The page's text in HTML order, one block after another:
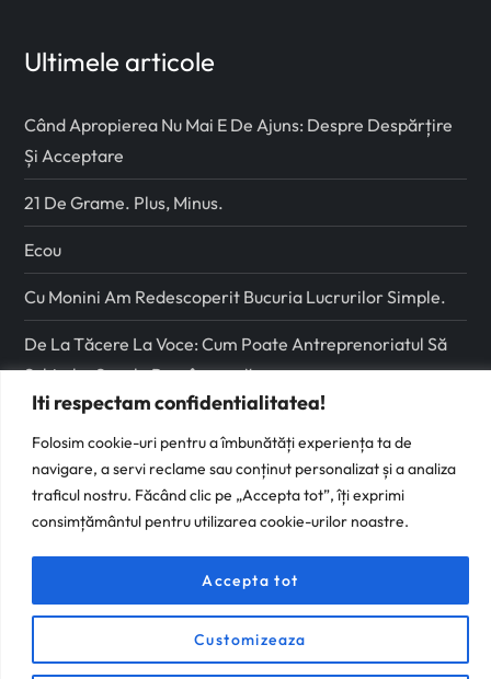
Iti respectam confidentialitatea!
Folosim cookie-uri pentru a îmbunătăți experiența ta de
navigare, a servi reclame sau conținut personalizat și a analiza
traficul nostru. Făcând clic pe „Accepta tot”, îți exprimi
consimțământul pentru utilizarea cookie-urilor noastre.
Customizeaza
Accepta tot
Ultimele articole
Când Apropierea Nu Mai E De Ajuns: Despre Despărțire
Și Acceptare
21 De Grame. Plus, Minus.
Ecou
Cu Monini Am Redescoperit Bucuria Lucrurilor Simple.
De La Tăcere La Voce: Cum Poate Antreprenoriatul Să
Schimbe Școala Românească
Urmareste-ma pe
Facebook